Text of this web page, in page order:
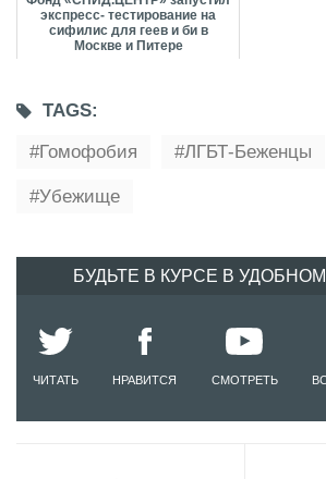
экспресс- тестирование на
сифилис для геев и би в
Москве и Питере
TAGS:
Гомофобия
ЛГБТ-Беженцы
Убежище
БУДЬТЕ В КУРСЕ В
ЧИТАТЬ НРАВИТСЯ СМОТРЕТЬ